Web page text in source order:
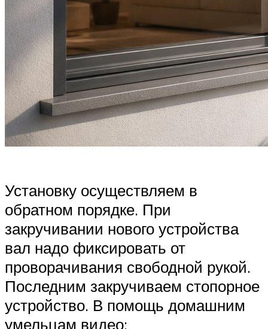
Установку осуществляем в
обратном порядке. При
закручивании нового устройства
вал надо фиксировать от
проворачивания свободной рукой.
Последним закручиваем стопорное
устройство. В помощь домашним
умельцам видео: